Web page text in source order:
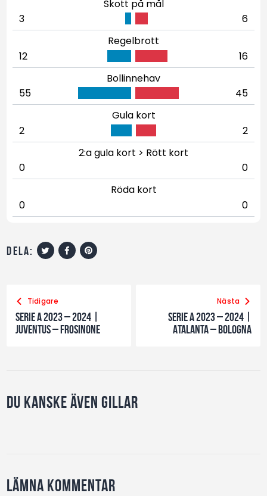
Skott på mål
3
6
Regelbrott
12
16
Bollinnehav
55
45
Gula kort
2
2
2:a gula kort > Rött kort
0
0
Röda kort
0
0
dela:
Tidigare
Serie A 2023 – 2024 |
Juventus – Frosinone
Nästa
Serie A 2023 – 2024 |
Atalanta – Bologna
Du kanske även gillar
Lämna kommentar